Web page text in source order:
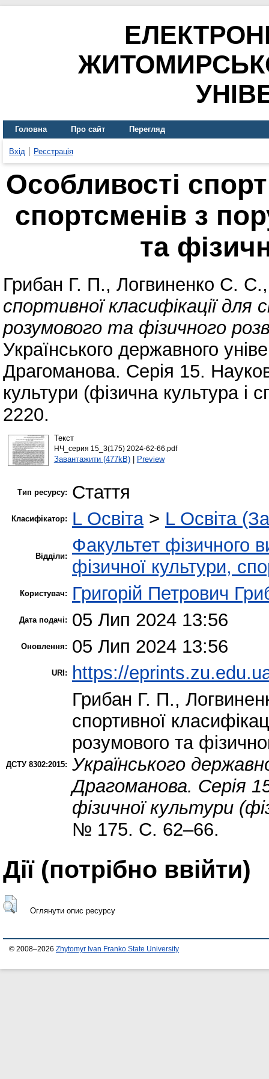
Головна Про сайт Перегляд
Вхід Реєстрація
Особливості
спoртсменів з
та
Грибан Г. П., Логвиненко С. С.
спортивної клaсифікaції
розумового та фізичного
Українського державного
Драгоманова. Серія 15.
культури (фізична культура
2220.
Текст
НЧ_серия 15_3(175) 2024-62-66.pdf
Завантажити (477kB)| Preview
Тип ресурсу: Стаття
Класифікатор: L Освіта> L Освіта
Відділи:
Факультет фізичного
фізичної культури,
Користувач: Григорій Петрович
Дата подачі: 05 Лип 2024 13:56
Оновлення: 05 Лип 2024 13:56
URI: https://
ДСТУ 8302:2015:
Грибан Г. П.,
спортивної
розумового та
Українського
Драгоманова. Серія
фізичної культури
№ 175. С. 62–66.
Дії ​​(потрібно ввійти)
Оглянути опис ресурсу
© 2008–2026 Zhytomyr Ivan Franko State University